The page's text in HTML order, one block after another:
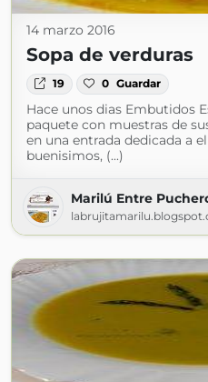
14 marzo 2016
Sopa de verduras
19 0 Guardar
Hace unos dias Embutidos
paquete con muestras de
en una entrada dedicada a
buenisimos, (...)
Marilú Entre